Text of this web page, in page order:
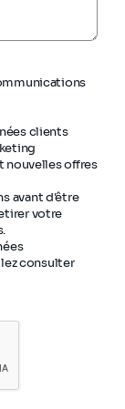
clients
nouvelles offres
avant d'être
votre
consulter